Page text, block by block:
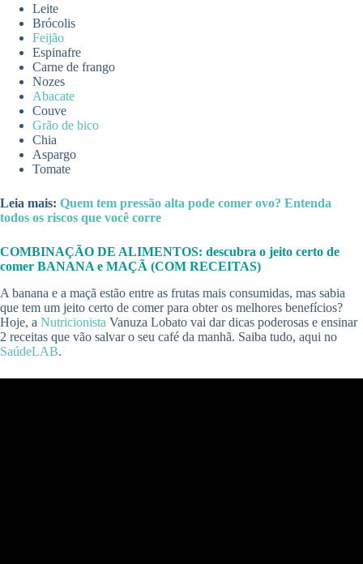
Leite
Brócolis
Feijão
Espinafre
Carne de frango
Nozes
Abacate
Couve
Grão de bico
Chia
Aspargo
Tomate
Leia mais: Quem tem pressão alta pode comer ovo? Entenda
todos os riscos que você corre
COMBINAÇÃO DE ALIMENTOS: descubra o jeito certo de
comer BANANA e MAÇÃ (COM RECEITAS)
A banana e a maçã estão entre as frutas mais consumidas, mas sabia
que tem um jeito certo de comer para obter os melhores benefícios?
Hoje, a Nutricionista Vanuza Lobato vai dar dicas poderosas e ensinar
2 receitas que vão salvar o seu café da manhã. Saiba tudo, aqui no
SaúdeLAB.